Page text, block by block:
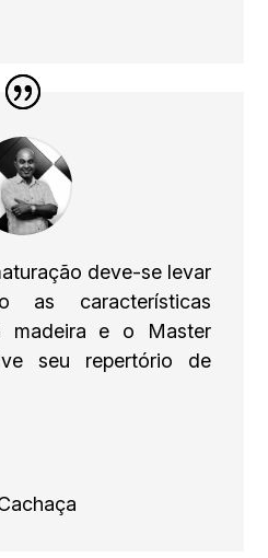
deve-se levar
as características
madeira e o Master
seu repertório de